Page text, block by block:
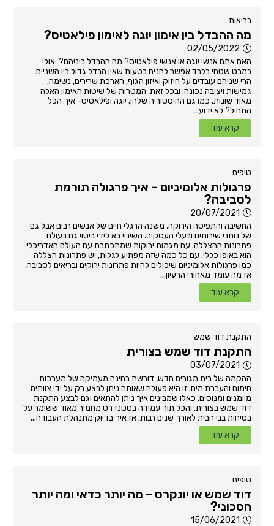
בריאות
מה ההבדל בין אימון יוגה לאימון פילאטיס?
02/05/2022
האם אתם אנשי יוגה או אנשי פילאטיס? מה ההבדל ביניהם? אולי
במבט שטחי בלבד אפשר להניח בטעות שאין הבדל גדול ביו השניים.
הרי שניהם עובדים על חיזוק ואיזון הגוף, הארכת שרירים, נשימה,
גמישות ויציבה נכונה. ובכל זאת, המטרות של שיטות האימון האלה
מאוד שונות, כמו גם ההיסטוריה שלהן. יוגה ופילאטיס- איך הכל
התחיל? לא ידוע...
קרא עוד
טיפים
פרגולות אלומיניום – איך פרגולה תורמת
לסביבה?
20/07/2021
החשיבה והתפיסה הירוקה, משנה הרגלי חיים של אנשים רבים אבל גם
של נותני שירותים ובעלי העסקים. השינוי בא לידי ביטוי גם בעולם
פתרונות ההצללה. עם מגמות ירוקות שמתכתבת עם העולם האדריכלי
הוא באופן כללי. עם כל כמה שזה מפתיע לגלות, יש פתרונות הצללה
כמו פרגולות אלומיניום שיכולים להיות פתרונות ירוקים ובריאים לסביבה.
אז מה עומד מאחורי הרעיון...
קרא עוד
התקנת דוד שמש
התקנת דוד שמש בצורית
03/07/2021
ההקמה של בית מגורים חדש, דורשת בחינה מעמיקה של מערכות
חימום והעברת מים. זו היא פעולה שאותה ניתן לבצע רק על ידי צוותים
מיומנים ומנוסים. כאלו שמבינים איך ניתן להתאים וגם לבצע התקנת
דוד שמש בצורית. והכל תוך עמידה בסטנדרט מחמיר מאוד ששומר על
בטיחות בני הבית לאורך שנים רבות. אז איך בדיוק מתנהלת העבודה...
קרא עוד
טיפים
דוד שמש או יונקרס – מה יותר כדאי ומה יותר
חסכוני?
15/06/2021